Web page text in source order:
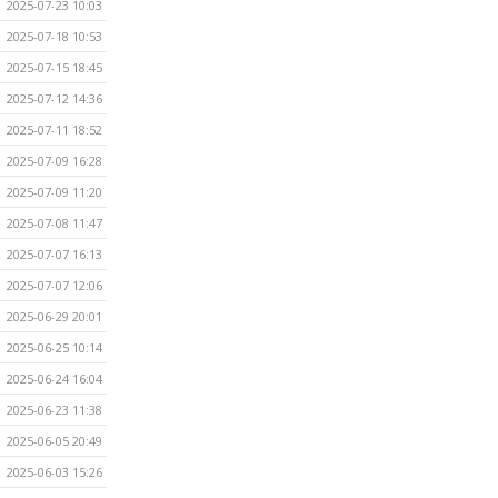
2025-07-23 10:03
2025-07-18 10:53
2025-07-15 18:45
2025-07-12 14:36
2025-07-11 18:52
2025-07-09 16:28
2025-07-09 11:20
2025-07-08 11:47
2025-07-07 16:13
2025-07-07 12:06
2025-06-29 20:01
2025-06-25 10:14
2025-06-24 16:04
2025-06-23 11:38
2025-06-05 20:49
2025-06-03 15:26